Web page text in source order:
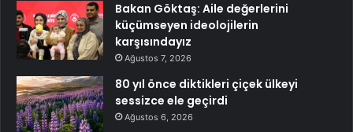
Bakan Göktaş: Aile değerlerini
küçümseyen ideolojilerin
karşısındayız
Ağustos 7, 2026
80 yıl önce diktikleri çiçek ülkeyi
sessizce ele geçirdi
Ağustos 6, 2026